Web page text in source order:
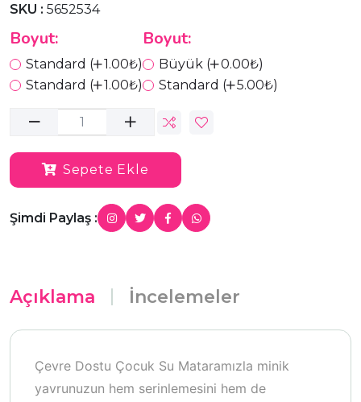
SKU : 5652534
Boyut:
Standard (
1.00₺)
Standard (
1.00₺)
Boyut:
Büyük (
0.00₺)
Standard (
5.00₺)
Sepete Ekle
Şimdi Paylaş :
Açıklama İncelemeler
Çevre Dostu Çocuk Su Mataramızla minik
yavrunuzun hem serinlemesini hem de